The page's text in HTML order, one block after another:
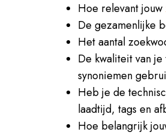
Hoe relevant jouw
De gezamenlijke
Het aantal
De kwaliteit van
synoniemen
Heb je de
laadtijd, tags en
Hoe belangrijk